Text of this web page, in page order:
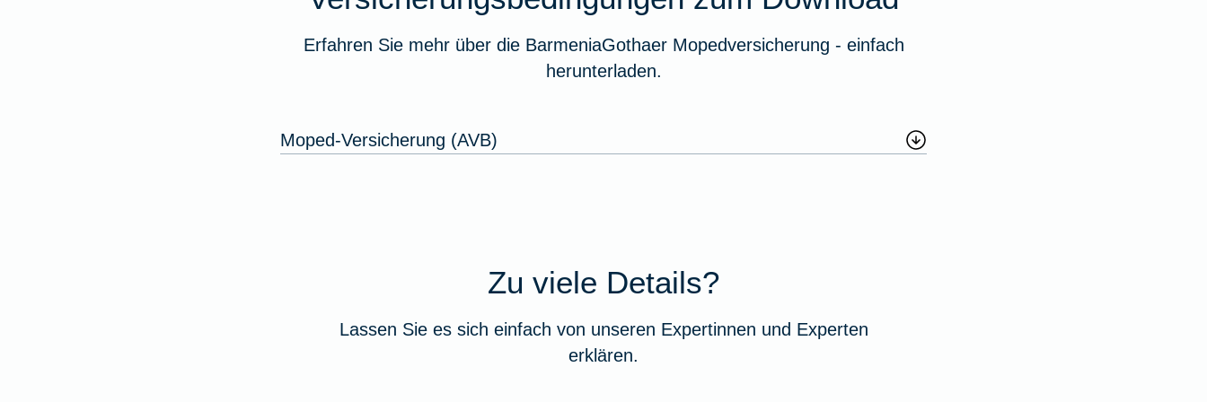
Erfahren Sie mehr über die BarmeniaGothaer Mopedversicherung - einfach
herunterladen.
Moped-Versicherung (AVB)
Zu viele Details?
Lassen Sie es sich einfach von unseren Expertinnen und Experten
erklären.